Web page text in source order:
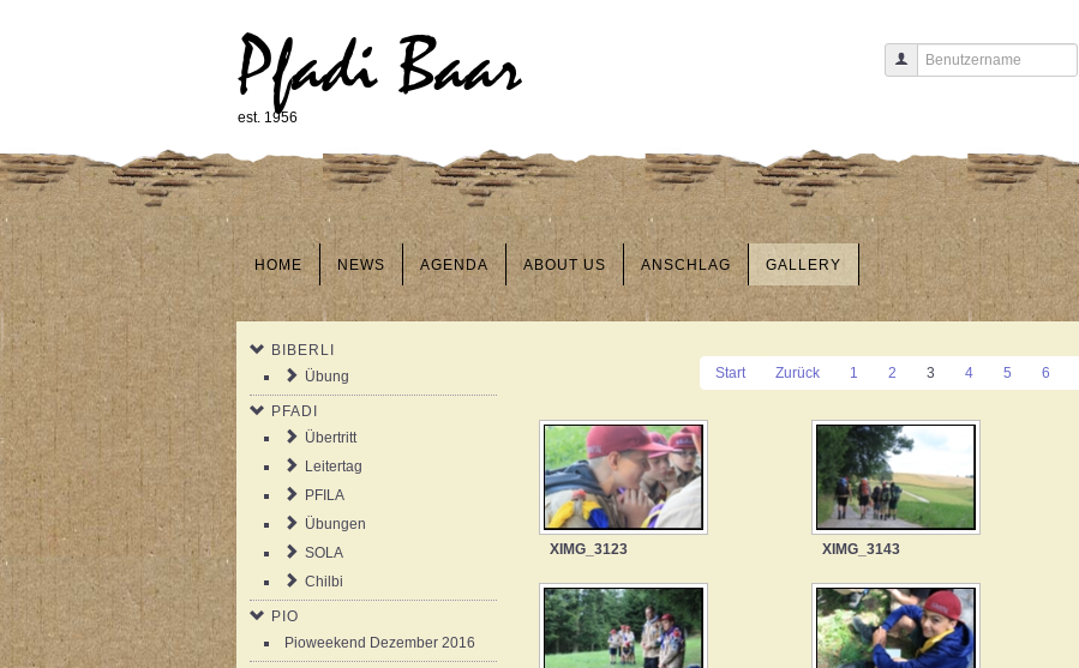
Pfadi Baar
est. 1956
Benutzername
HOME NEWS AGENDA ABOUT US ANSCHLAG GALLERY
BIBERLI
Übung
PFADI
Übertritt
Leitertag
PFILA
Übungen
SOLA
Chilbi
PIO
Pioweekend Dezember 2016
Start Zurück 1 2 3 4 5 6
XIMG_3123 XIMG_3143